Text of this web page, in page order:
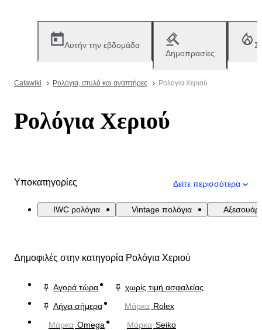
Αυτήν την εβδομάδα
Δημοπρασίες
Catawiki Ρολόγια, στυλό και αναπτήρες Ρολόγια Χεριού
Ρολόγια Χεριού
Υποκατηγορίες Δείτε περισσότερα
IWC ρολόγια Vintage πολόγια Αξεσουάρ
Δημοφιλές στην κατηγορία Ρολόγια Χεριού
Αγορά τώρα
χωρίς τιμή ασφαλείας
Λήγει σήμερα
Μάρκα Rolex
Μάρκα Omega Μάρκα Seiko